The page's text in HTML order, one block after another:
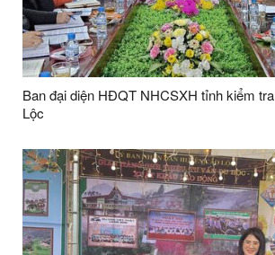
Ban đại diện HĐQT NHCSXH tỉnh kiểm
Lộc